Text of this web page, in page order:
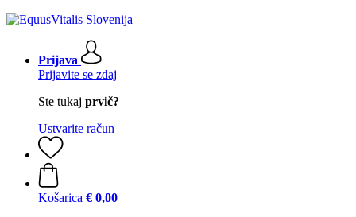
Prijava
Prijavite se zdaj
Ste tukaj prvič?
Ustvarite račun
Košarica € 0,00